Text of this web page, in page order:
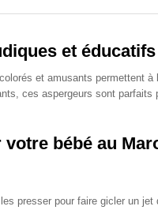
et
et amusants permettent à
ces aspergeurs sont
bébé au
les presser pour faire gicler un